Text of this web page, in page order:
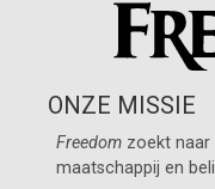
ONZE MISSIE
Freedom zoekt naar
maatschappij en